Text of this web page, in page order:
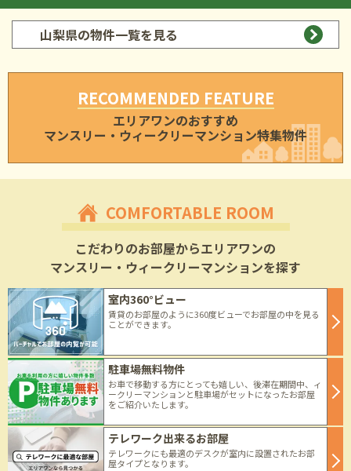
山梨県の物件一覧を見る
RECOMMENDED FEATURE
エリアワンのおすすめ
マンスリー・ウィークリーマンション特集物件
COMFORTABLE ROOM
こだわりのお部屋からエリアワンの
マンスリー・ウィークリーマンションを探す
室内360°ビュー
賃貸のお部屋のように360度ビューでお部屋の中を見る
ことができます。
駐車場無料物件
お車で移動する方にとっても嬉しい、後滞在期間中、ィ
ークリーマンションと駐車場がセットになったお部屋
をご紹介いたします。
テレワーク出来るお部屋
テレワークにも最適のデスクが室内に設置されたお部
屋タイプとなります。